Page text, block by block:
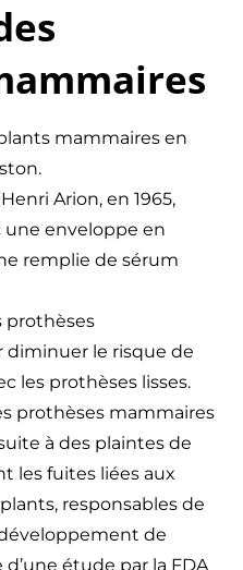
mammaires en
Arion, en 1965,
une enveloppe en
remplie de sérum
prothèses
le risque de
les prothèses lisses.
prothèses mammaires
à des plaintes de
les fuites liées aux
responsables de
de
étude par la FDA